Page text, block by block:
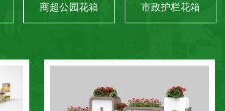
商超公园花箱 市政护栏花箱